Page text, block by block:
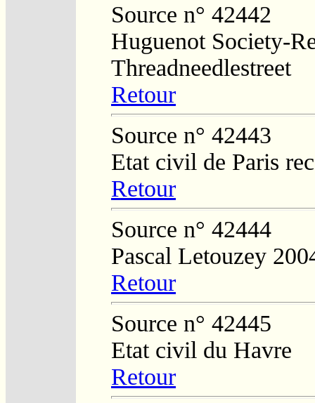
Source n° 42442
Huguenot Society-
Threadneedlestreet
Retour
Source n° 42443
Etat civil de Paris
Retour
Source n° 42444
Pascal Letouzey
Retour
Source n° 42445
Etat civil du Havre
Retour